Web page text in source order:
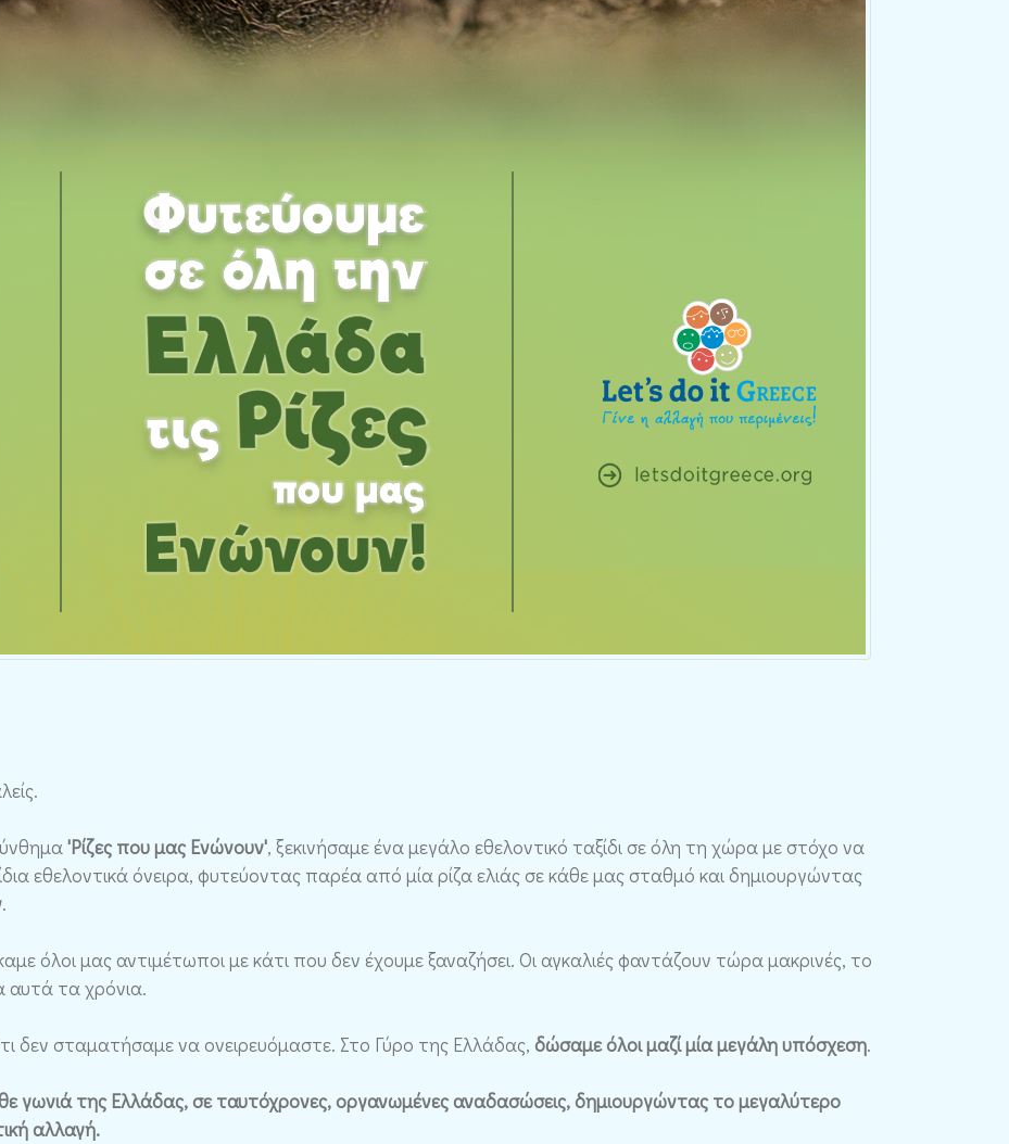
'Ρίζες που μας Ενώνουν', ξεκινήσαμε ένα μεγάλο εθελοντικό ταξίδι σε όλη τη χώρα με στόχο να
εθελοντικά όνειρα, φυτεύοντας παρέα από μία ρίζα ελιάς σε κάθε μας σταθμό και δημιουργώντας
.
όλοι μας αντιμέτωποι με κάτι που δεν έχουμε ξαναζήσει. Οι αγκαλιές φαντάζουν τώρα μακρινές, το
αυτά τα χρόνια.
δεν σταματήσαμε να ονειρευόμαστε. Στο Γύρο της Ελλάδας, δώσαμε όλοι μαζί μία μεγάλη υπόσχεση.
γωνιά της Ελλάδας, σε ταυτόχρονες, οργανωμένες αναδασώσεις, δημιουργώντας το μεγαλύτερο
αλλαγή.